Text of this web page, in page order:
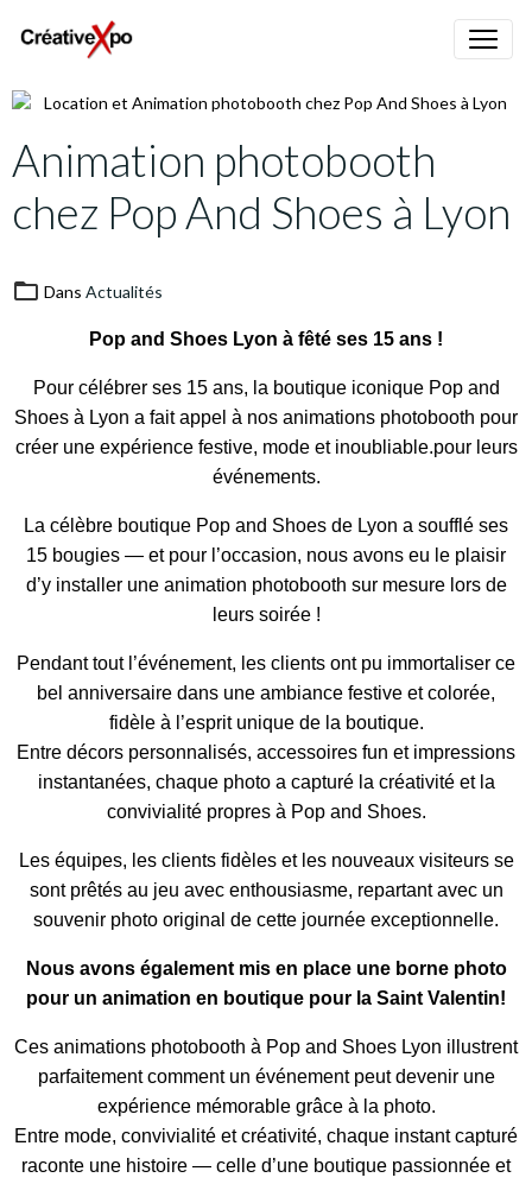
Animation photobooth
chez Pop And Shoes à Lyon
Dans Actualités
Pop and Shoes Lyon à fêté ses 15 ans !
Pour célébrer ses 15 ans, la boutique iconique Pop and
Shoes à Lyon a fait appel à nos animations photobooth pour
créer une expérience festive, mode et inoubliable.pour leurs
événements.
La célèbre boutique Pop and Shoes de Lyon a soufflé ses
15 bougies — et pour l’occasion, nous avons eu le plaisir
d’y installer une animation photobooth sur mesure lors de
leurs soirée !
Pendant tout l’événement, les clients ont pu immortaliser ce
bel anniversaire dans une ambiance festive et colorée,
fidèle à l’esprit unique de la boutique.
Entre décors personnalisés, accessoires fun et impressions
instantanées, chaque photo a capturé la créativité et la
convivialité propres à Pop and Shoes.
Les équipes, les clients fidèles et les nouveaux visiteurs se
sont prêtés au jeu avec enthousiasme, repartant avec un
souvenir photo original de cette journée exceptionnelle.
Nous avons également mis en place une borne photo
pour un animation en boutique pour la Saint Valentin!
Ces animations photobooth à Pop and Shoes Lyon illustrent
parfaitement comment un événement peut devenir une
expérience mémorable grâce à la photo.
Entre mode, convivialité et créativité, chaque instant capturé
raconte une histoire — celle d’une boutique passionnée et